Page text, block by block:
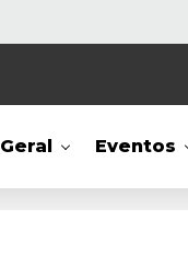
Geral Eventos